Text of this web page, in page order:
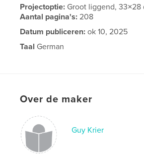
Projectoptie: Groot liggend, 33×28
Aantal pagina's:208
Datum publiceren: ok 10, 2025
Taal German
Over de maker
Guy Krier